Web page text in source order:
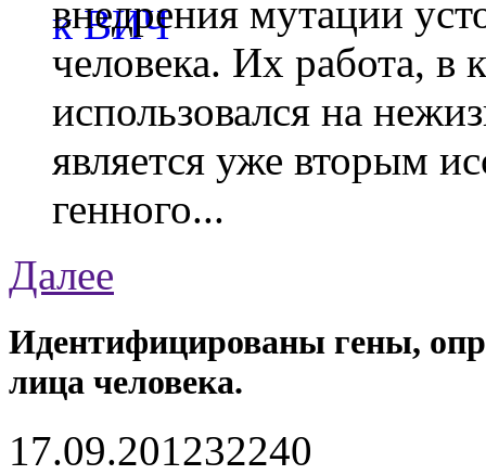
внедрения мутации
человека. Их работа, в
использовался на
является уже вторым
генного...
Далее
Идентифицированы гены,
лица человека.
17.09.201232240